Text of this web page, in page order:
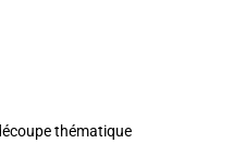
thématique